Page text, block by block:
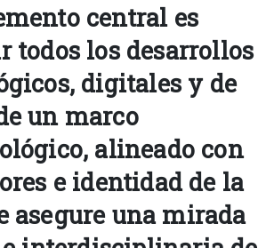
central es
todos los desarrollos
digitales y de
un marco
alineado con
e identidad de la
asegure una mirada